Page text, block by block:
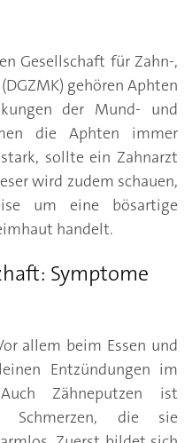
Gesellschaft für Zahn-,
gehören Aphten
der Mund- und
die Aphten immer
sollte ein Zahnarzt
wird zudem schauen,
um eine bösartige
handelt.
Symptome
allem beim Essen und
Entzündungen im
Zähneputzen ist
Schmerzen, die sie